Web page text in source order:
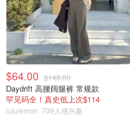
$64.00 $148.00
Daydrift 高腰阔腿裤 常规款
罕见码全！真史低上次$114
lululemon 709人感兴趣